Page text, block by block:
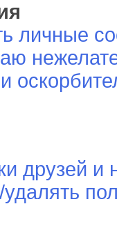
личные
друзей и